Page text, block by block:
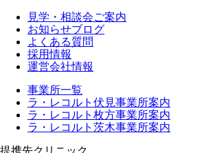
見学・相談会ご案内
お知らせブログ
よくある質問
採用情報
運営会社情報
事業所一覧
ラ・レコルト伏見事業所案内
ラ・レコルト枚方事業所案内
ラ・レコルト茨木事業所案内
提携先クリニック